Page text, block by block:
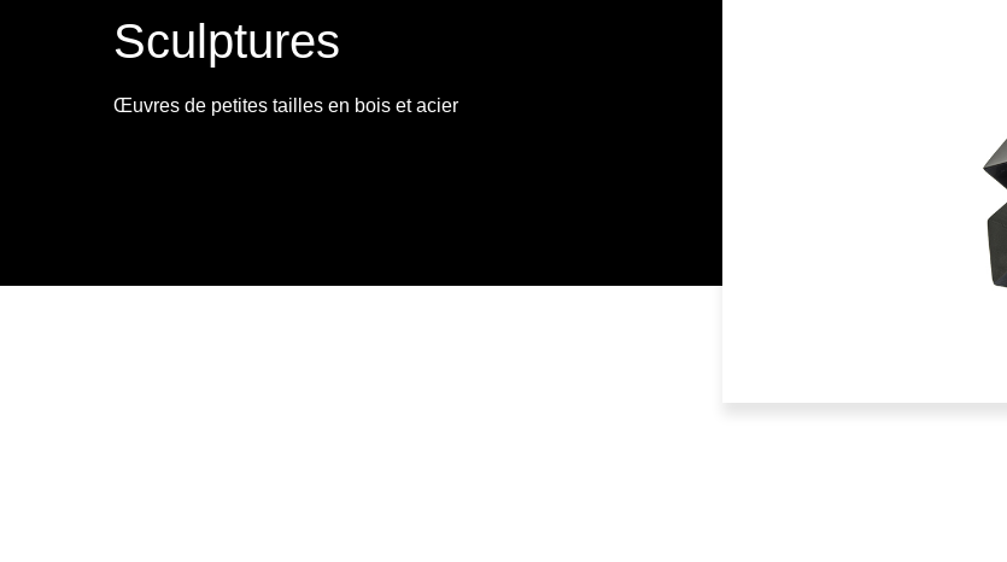
Sculptures
Œuvres de petites tailles en bois et acier